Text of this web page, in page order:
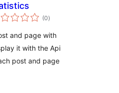
(0कुल
रेटिङ्गहरू
)
and page with
it with the Api
post and page